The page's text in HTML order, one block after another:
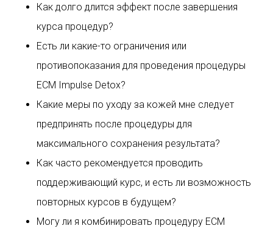
Как долго длится эффект после завершения
курса процедур?
Есть ли какие-то ограничения или
противопоказания для проведения процедуры
ECM Impulse Detox?
Какие меры по уходу за кожей мне следует
предпринять после процедуры для
максимального сохранения результата?
Как часто рекомендуется проводить
поддерживающий курс, и есть ли возможность
повторных курсов в будущем?
Могу ли я комбинировать процедуру ECM